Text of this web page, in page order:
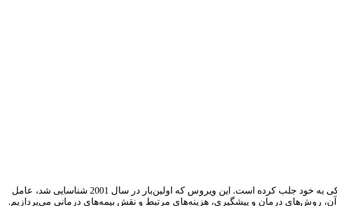
ویروس انسانی متاپنوموویروس (HMPV) یکی از ویروس‌های تنفسی است که اخیراً توجه ویژه‌ای در جوامع علمی و پزشکی به خود جلب کرده است. این ویروس که اولین‌بار در سال 2001 شناسایی شد، عامل